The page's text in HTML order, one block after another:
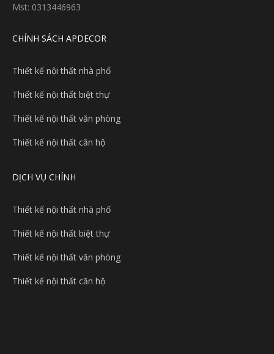
Mst: 0313446963
CHÍNH SÁCH APDECOR
Thiết kế nội thất nhà phố
Thiết kế nội thất biệt thự
Thiết kế nội thất văn phòng
Thiết kế nội thất căn hộ
DỊCH VỤ CHÍNH
Thiết kế nội thất nhà phố
Thiết kế nội thất biệt thự
Thiết kế nội thất văn phòng
Thiết kế nội thất căn hộ